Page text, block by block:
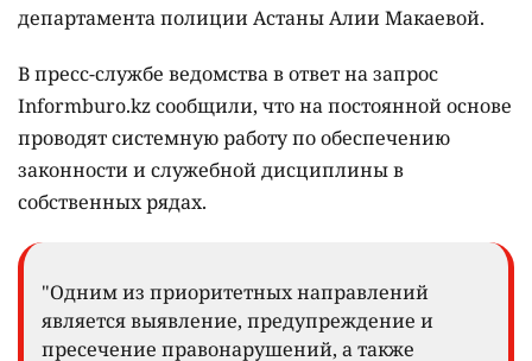
департамента полиции Астаны Алии Макаевой.
В пресс-службе ведомства в ответ на запрос
Informburo.kz сообщили, что на постоянной основе
проводят системную работу по обеспечению
законности и служебной дисциплины в
собственных рядах.
"Одним из приоритетных направлений
является выявление, предупреждение и
пресечение правонарушений, а также